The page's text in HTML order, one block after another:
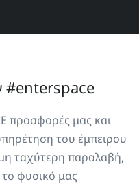
#enterspace
προσφορές μας και
του έμπειρου
ταχύτερη παραλαβή,
το φυσικό μας